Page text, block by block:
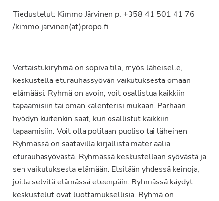
Tiedustelut: Kimmo Järvinen p. +358 41 501 41 76
/kimmo.jarvinen(at)propo.fi
Vertaistukiryhmä on sopiva tila, myös läheiselle,
keskustella eturauhassyövän vaikutuksesta omaan
elämääsi. Ryhmä on avoin, voit osallistua kaikkiin
tapaamisiin tai oman kalenterisi mukaan. Parhaan
hyödyn kuitenkin saat, kun osallistut kaikkiin
tapaamisiin. Voit olla potilaan puoliso tai läheinen
Ryhmässä on saatavilla kirjallista materiaalia
eturauhasyövästä. Ryhmässä keskustellaan syövästä ja
sen vaikutuksesta elämään. Etsitään yhdessä keinoja,
joilla selvitä elämässä eteenpäin. Ryhmässä käydyt
keskustelut ovat luottamuksellisia. Ryhmä on